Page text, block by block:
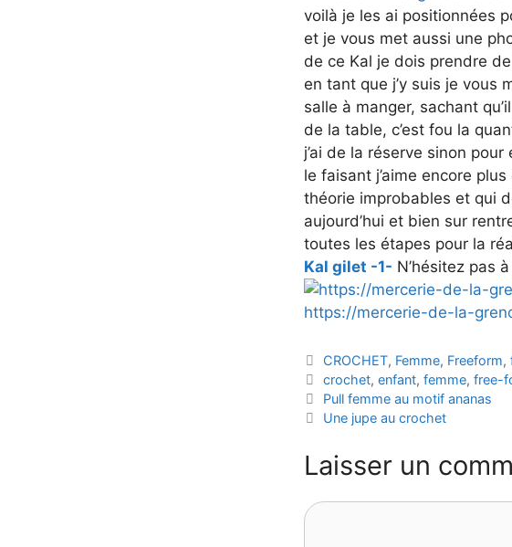
voilà je les ai positionnées
et je vous met aussi une
de ce Kal je dois prendre
en tant que j’y suis je vous
salle à manger, sachant
de la table, c’est fou la
j’ai de la réserve sinon
le faisant j’aime encore
théorie improbables et qui
aujourd’hui et bien sur
toutes les étapes pour la
Kal gilet -1- N’hésitez pas
https://mercerie-de-la-
Catégories
CROCHET, Femme, Freeform,
Étiquettes
crochet,enfant,femme,free-
Pull femme au motif ananas
Une jupe au crochet
Laisser un
Commentaire